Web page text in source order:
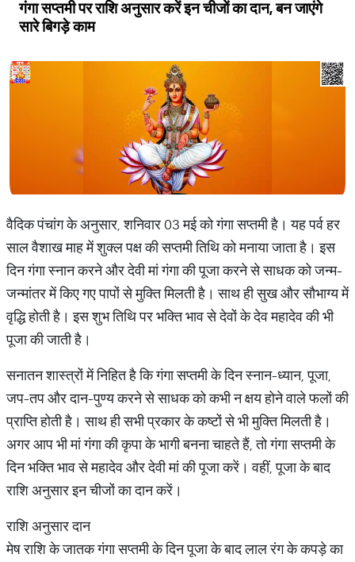
गंगा सप्तमी पर राशि अनुसार करें इन चीजों का दान, बन जाएंगे
सारे बिगड़े काम
वैदिक पंचांग के अनुसार, शनिवार 03 मई को गंगा सप्तमी है। यह पर्व हर
साल वैशाख माह में शुक्ल पक्ष की सप्तमी तिथि को मनाया जाता है। इस
दिन गंगा स्नान करने और देवी मां गंगा की पूजा करने से साधक को जन्म-
जन्मांतर में किए गए पापों से मुक्ति मिलती है। साथ ही सुख और सौभाग्य में
वृद्धि होती है। इस शुभ तिथि पर भक्ति भाव से देवों के देव महादेव की भी
पूजा की जाती है।
सनातन शास्त्रों में निहित है कि गंगा सप्तमी के दिन स्नान-ध्यान, पूजा,
जप-तप और दान-पुण्य करने से साधक को कभी न क्षय होने वाले फलों की
प्राप्ति होती है। साथ ही सभी प्रकार के कष्टों से भी मुक्ति मिलती है।
अगर आप भी मां गंगा की कृपा के भागी बनना चाहते हैं, तो गंगा सप्तमी के
दिन भक्ति भाव से महादेव और देवी मां की पूजा करें। वहीं, पूजा के बाद
राशि अनुसार इन चीजों का दान करें।
राशि अनुसार दान
मेष राशि के जातक गंगा सप्तमी के दिन पूजा के बाद लाल रंग के कपड़े का